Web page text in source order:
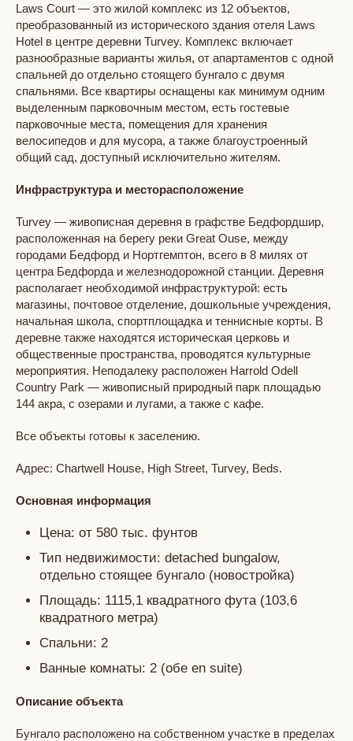
Laws Court — это жилой комплекс из 12 объектов,
преобразованный из исторического здания отеля Laws
Hotel в центре деревни Turvey. Комплекс включает
разнообразные варианты жилья, от апартаментов с одной
спальней до отдельно стоящего бунгало с двумя
спальнями. Все квартиры оснащены как минимум одним
выделенным парковочным местом, есть гостевые
парковочные места, помещения для хранения
велосипедов и для мусора, а также благоустроенный
общий сад, доступный исключительно жителям.
Инфраструктура и месторасположение
Turvey — живописная деревня в графстве Бедфордшир,
расположенная на берегу реки Great Ouse, между
городами Бедфорд и Нортгемптон, всего в 8 милях от
центра Бедфорда и железнодорожной станции. Деревня
располагает необходимой инфраструктурой: есть
магазины, почтовое отделение, дошкольные учреждения,
начальная школа, спортплощадка и теннисные корты. В
деревне также находятся историческая церковь и
общественные пространства, проводятся культурные
мероприятия. Неподалеку расположен Harrold Odell
Country Park — живописный природный парк площадью
144 акра, с озерами и лугами, а также с кафе.
Все объекты готовы к заселению.
Адрес: Chartwell House, High Street, Turvey, Beds.
Основная информация
Цена: от 580 тыс. фунтов
Тип недвижимости: detached bungalow,
отдельно стоящее бунгало (новостройка)
Площадь: 1115,1 квадратного фута (103,6
квадратного метра)
Спальни: 2
Ванные комнаты: 2 (обе en suite)
Описание объекта
Бунгало расположено на собственном участке в пределах